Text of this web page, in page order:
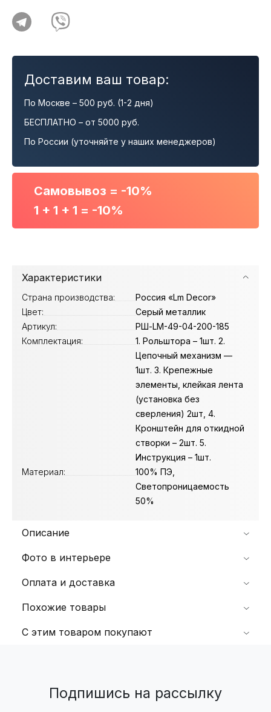
Доставим ваш товар:
По Москве – 500 руб. (1-2 дня)
БЕСПЛАТНО – от 5000 руб.
По России (уточняйте у наших менеджеров)
Самовывоз = -10%
1 + 1 + 1 = -10%
С этим товаром покупают
Характеристики
Страна производства:
Россия «Lm Decor»
Цвет:
Серый металлик
Артикул:
РШ-LM-49-04-200-185
Комплектация:
1. Рольштора – 1шт. 2.
Цепочный механизм —
1шт. 3. Крепежные
элементы, клейкая лента
(установка без
сверления) 2шт, 4.
Кронштейн для откидной
створки – 2шт. 5.
Инструкция – 1шт.
Материал:
100% ПЭ,
Светопроницаемость
50%
Описание
Фото в интерьере
Оплата и доставка
Похожие товары
Подпишись на рассылку